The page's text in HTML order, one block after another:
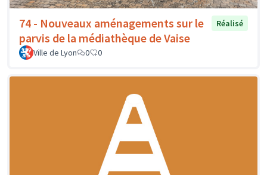
74 - Nouveaux aménagements sur le
parvis de la médiathèque de Vaise
Réalisé
Ville de Lyon 0 0